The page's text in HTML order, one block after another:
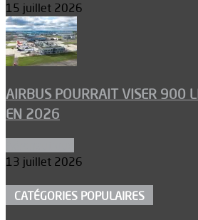
15 juillet 2026
AIRBUS POURRAIT VISER 900
EN 2026
13 juillet 2026
CATÉGORIES POPULAIRES